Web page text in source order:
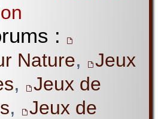
:
Nature,
Jeux
,
Jeux de
,
Jeux de